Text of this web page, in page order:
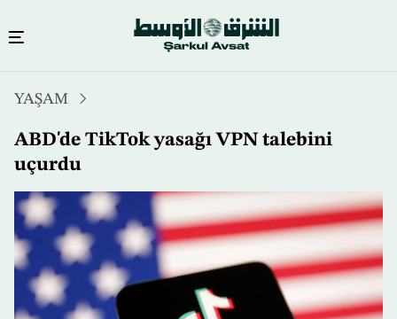
içeriğe
atla
YAŞAM
ABD'de TikTok yasağı VPN talebini
uçurdu